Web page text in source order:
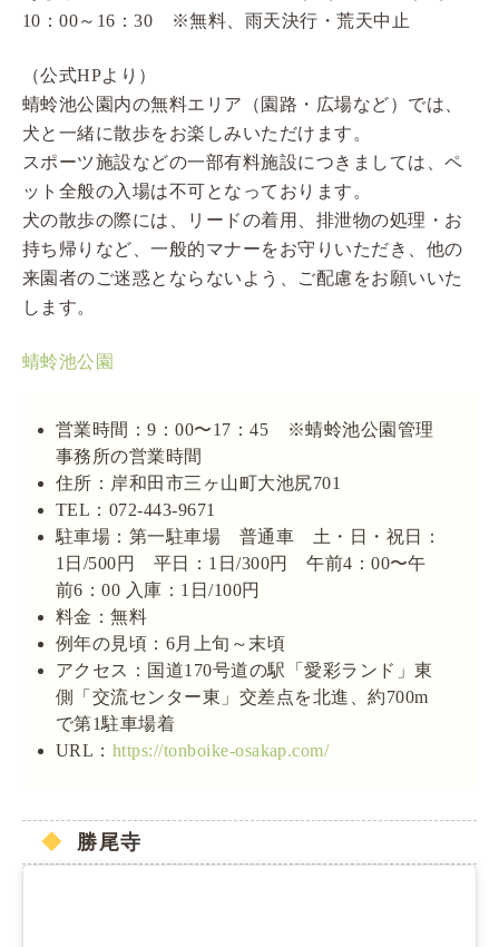
10：00～16：30 ※無料、雨天決行・荒天中止
（公式HPより）
蜻蛉池公園内の無料エリア（園路・広場など）では、
犬と一緒に散歩をお楽しみいただけます。
スポーツ施設などの一部有料施設につきましては、ペ
ット全般の入場は不可となっております。
犬の散歩の際には、リードの着用、排泄物の処理・お
持ち帰りなど、一般的マナーをお守りいただき、他の
来園者のご迷惑とならないよう、ご配慮をお願いいた
します。
蜻蛉池公園
営業時間：9：00〜17：45 ※蜻蛉池公園管理
事務所の営業時間
住所：岸和田市三ヶ山町大池尻701
TEL：072-443-9671
駐車場：第一駐車場 普通車 土・日・祝日：
1日/500円 平日：1日/300円 午前4：00〜午
前6：00 入庫：1日/100円
料金：無料
例年の見頃：6月上旬～末頃
アクセス：国道170号道の駅「愛彩ランド」東
側「交流センター東」交差点を北進、約700m
で第1駐車場着
URL： https://tonboike-osakap.com/
勝尾寺